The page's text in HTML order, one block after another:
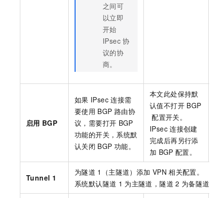
之间可
以立即
开始
IPsec 协
议的协
商。
启用 BGP
如果 IPsec 连接需
要使用 BGP 路由协
议，需要打开 BGP
功能的开关，系统默
认关闭 BGP 功能。
本文此处保持默
认值不打开 BGP
配置开关。
IPsec 连接创建
完成后再另行添
加 BGP 配置。
Tunnel 1
为隧道 1（主隧道）添加 VPN 相关配置。
系统默认隧道 1 为主隧道，隧道 2 为备隧道